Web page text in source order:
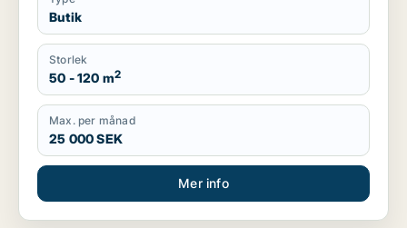
Butik
Storlek
50 - 120 m2
Max. per månad
25 000 SEK
Mer info